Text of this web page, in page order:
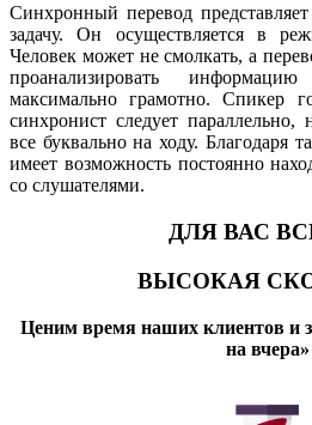
Синхронный перевод
задачу. Он осуществляется в
Человек может не смолкать, а
проанализировать
максимально грамотно. Спикер
синхронист следует параллельно,
все буквально на ходу. Благодаря
имеет возможность постоянно
со слушателями.
ДЛЯ ВАС
ВЫСОКАЯ
Ценим время наших клиентов и
на вчера»